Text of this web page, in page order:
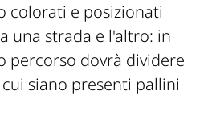
colorati e posizionati
una strada e l'altro: in
percorso dovrà dividere
cui siano presenti pallini